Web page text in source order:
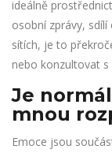
ideálně
osobní zprávy,
sítích, je to
nebo konzultovat
Je
mnou
Emoce jsou